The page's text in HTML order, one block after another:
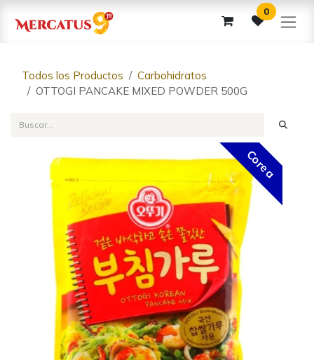
0
Todos los Productos
Carbohidratos
OTTOGI PANCAKE MIXED POWDER 500G
Corea